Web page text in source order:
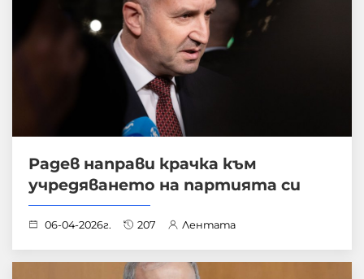
Радев направи крачка към
учредяването на партията си
06-04-2026г. 207 Лентата